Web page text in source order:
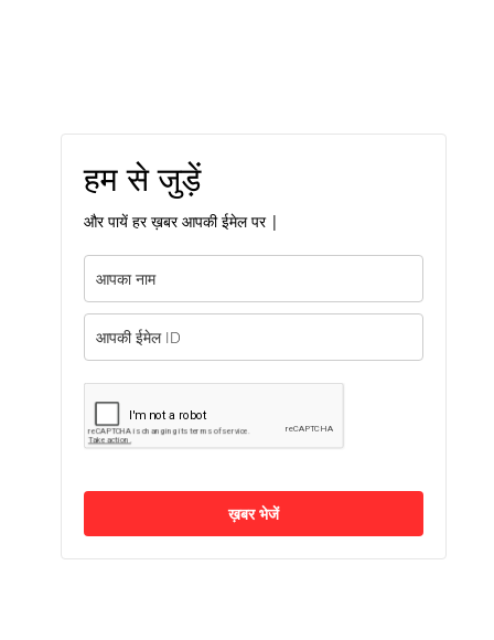
हम से जुड़ें
और पायें हर ख़बर आपकी ईमेल पर |
ख़बर भेजें